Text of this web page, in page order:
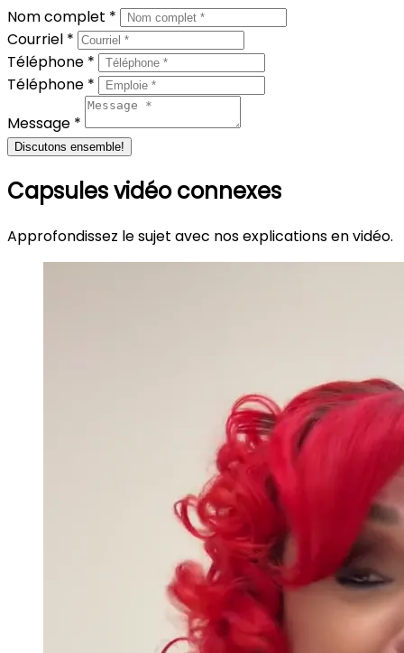
Nom complet *
Courriel *
Téléphone *
Téléphone *
Message *
Discutons ensemble!
Capsules vidéo connexes
Approfondissez le sujet avec nos explications en vidéo.